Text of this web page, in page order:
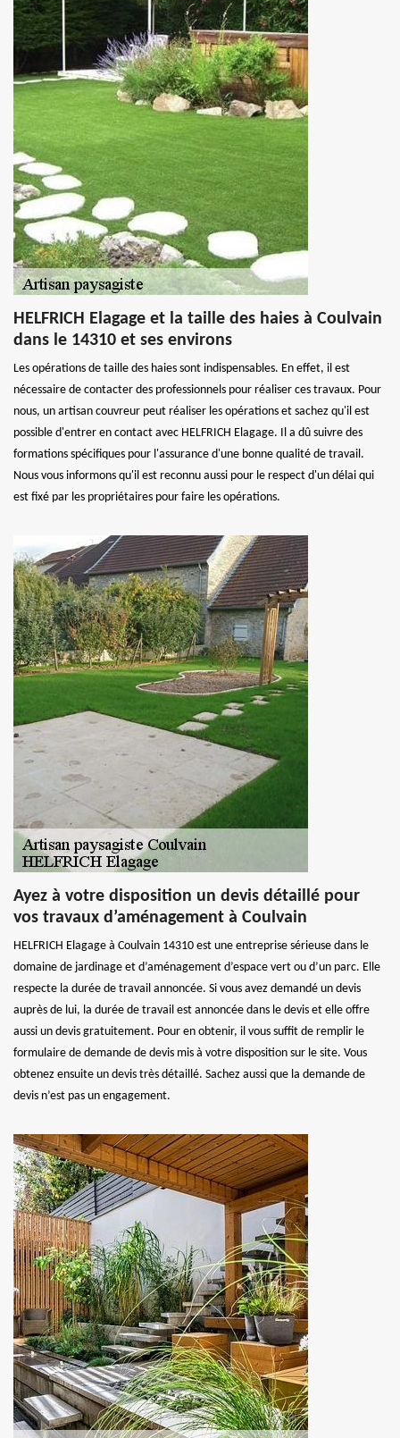
HELFRICH Elagage et la taille des haies à Coulvain
dans le 14310 et ses environs
Les opérations de taille des haies sont indispensables. En effet, il est
nécessaire de contacter des professionnels pour réaliser ces travaux. Pour
nous, un artisan couvreur peut réaliser les opérations et sachez qu'il est
possible d'entrer en contact avec HELFRICH Elagage. Il a dû suivre des
formations spécifiques pour l'assurance d'une bonne qualité de travail.
Nous vous informons qu'il est reconnu aussi pour le respect d'un délai qui
est fixé par les propriétaires pour faire les opérations.
Ayez à votre disposition un devis détaillé pour
vos travaux d’aménagement à Coulvain
HELFRICH Elagage à Coulvain 14310 est une entreprise sérieuse dans le
domaine de jardinage et d’aménagement d’espace vert ou d’un parc. Elle
respecte la durée de travail annoncée. Si vous avez demandé un devis
auprès de lui, la durée de travail est annoncée dans le devis et elle offre
aussi un devis gratuitement. Pour en obtenir, il vous suffit de remplir le
formulaire de demande de devis mis à votre disposition sur le site. Vous
obtenez ensuite un devis très détaillé. Sachez aussi que la demande de
devis n’est pas un engagement.